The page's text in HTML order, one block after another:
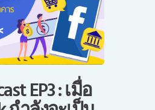
EP3 : เมื่อ